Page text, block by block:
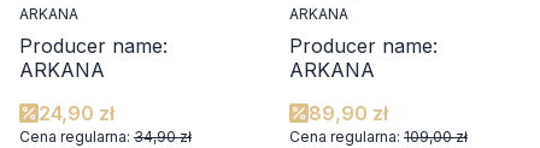
ARKANA
Producer name:
ARKANA
24,90 zł
Cena regularna: 34,90 zł
ARKANA
Producer name:
ARKANA
89,90 zł
Cena regularna: 109,00 zł